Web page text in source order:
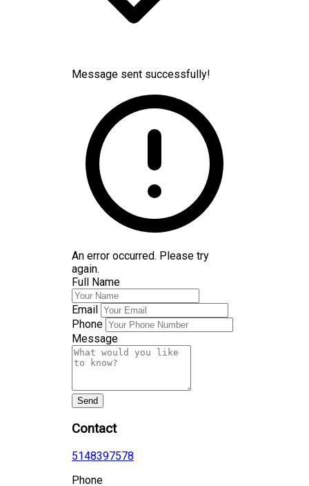
Message sent successfully!
An error occurred. Please try
again.
Full Name
Email
Phone
Message
Send
Contact
5148397578
Phone